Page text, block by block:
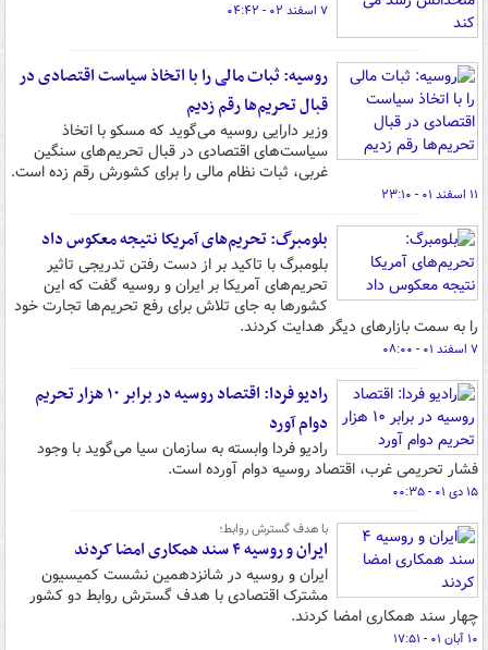
۷ اسفند ۰۲ - ۰۴:۴۲
روسیه: ثبات مالی را با اتخاذ سیاست‌ اقتصادی در
قبال تحریم‌ها رقم زدیم
وزیر دارایی روسیه می‌گوید که مسکو با اتخاذ
سیاست‌های اقتصادی در قبال تحریم‌های سنگین
غربی، ثبات نظام مالی را برای کشورش رقم زده است.
۱۱ اسفند ۰۱ - ۲۳:۱۰
بلومبرگ: تحریم‌های آمریکا نتیجه معکوس داد
بلومبرگ با تاکید بر از دست رفتن تدریجی تاثیر
تحریم‌های آمریکا بر ایران و روسیه گفت که این
کشورها به جای تلاش برای رفع تحریم‌ها تجارت خود
را به سمت بازارهای دیگر هدایت کردند.
۷ اسفند ۰۱ - ۰۸:۰۰
رادیو فردا: اقتصاد روسیه در برابر ۱۰ هزار تحریم
دوام آورد
رادیو فردا وابسته به سازمان سیا می‌گوید با وجود
فشار تحریمی غرب، اقتصاد روسیه دوام آورده است.
۱۵ دی ۰۱ - ۰۰:۳۵
با هدف گسترش روابط؛
ایران و روسیه ۴ سند همکاری امضا کردند
ایران و روسیه در شانزدهمین نشست کمیسیون
مشترک اقتصادی با هدف گسترش روابط دو کشور
چهار سند همکاری امضا کردند.
۱۰ آبان ۰۱ - ۱۷:۵۱